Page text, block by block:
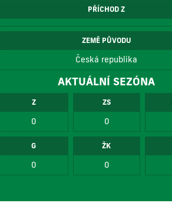
PŘÍCHOD Z
ZEMĚ PŮVODU
Česká republika
AKTUÁLNÍ SEZÓNA
Z
0
ZS
0
G
0
ŽK
0